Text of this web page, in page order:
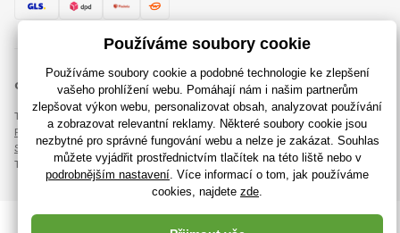
© 2018 - 2026 RajHracky.cz, Všechna práva vyhrazena
Tato stránka je chráněna pomocí reCAPTCHA a platí
Pravidla ochrany osobních údajůspolečnosti Google a jejich
Smluvní podmínky.
Tvorba výkonných internetových obchodů odRIESENIA